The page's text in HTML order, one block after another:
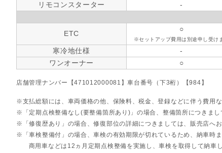
リモコンスターター
-
ETC
○
※セットアップ費用は別途申し受け
寒冷地仕様 -
ワンオーナー
○
店舗管理ナンバー【471012000081】車台番号（下3桁）【984】
支払総額には、車両価格の他、保険料、税金、登録などに伴う費用
「定期点検整備なし(要整備箇所あり)」の場合、整備箇所につきま
「修復歴あり」の場合、修復部位の詳細につきましては、販売店へ
「車検整備付」の場合、車検の有効期限が切れているため、納車時
商用車などは12ヵ月定期点検整備を実施し、車検を取得して納車